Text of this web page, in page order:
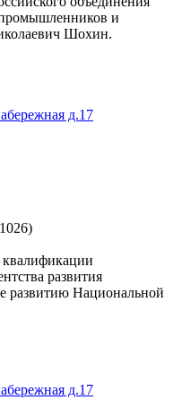
и
Шохин.
д.17
квалификации
развития
развитию Национальной
д.17